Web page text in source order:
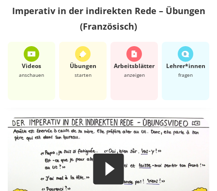
Imperativ in der indirekten Rede – Übungen
(Französisch)
Videos
anschauen
Übungen
starten
Arbeits­blätter
anzeigen
Lehrer*​innen
fragen